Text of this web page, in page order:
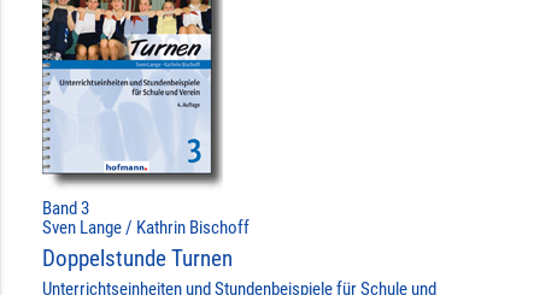
Band 3
Sven Lange / Kathrin Bischoff
Doppelstunde Turnen
Unterrichtseinheiten und Stundenbeispiele für Schule und